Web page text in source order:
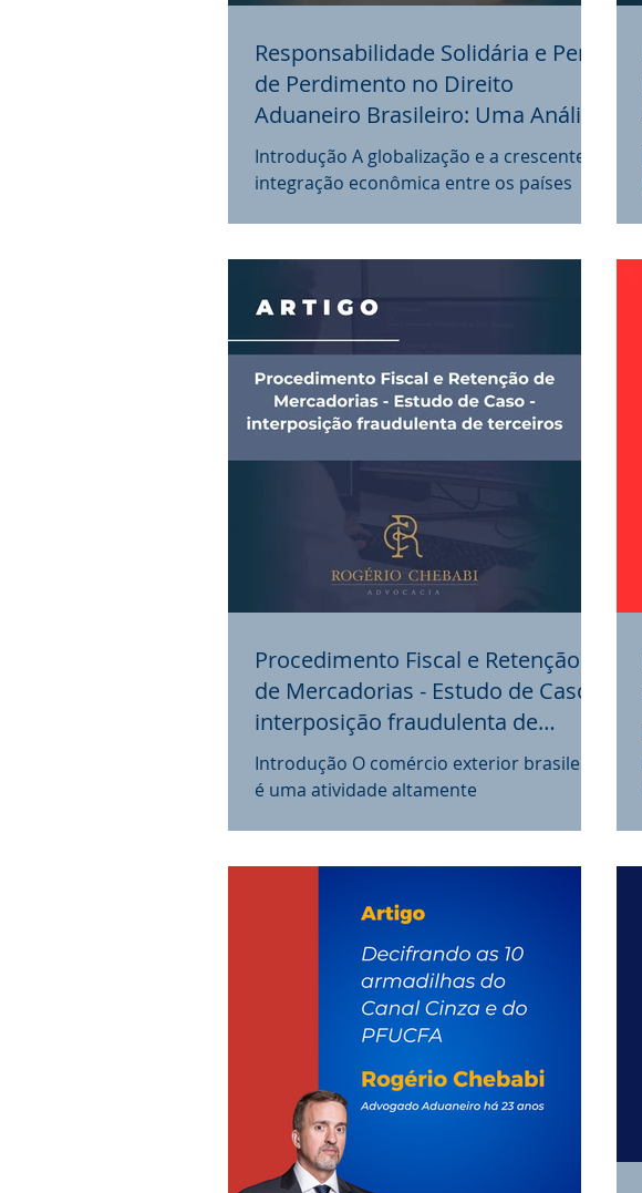
Responsabilidade Solidária e Pena
de Perdimento no Direito
Aduaneiro Brasileiro: Uma Análise
Profunda
Introdução A globalização e a crescente
integração econômica entre os países
Procedimento Fiscal e Retenção
de Mercadorias - Estudo de Caso -
interposição fraudulenta de
terceiros
Introdução O comércio exterior brasileiro
é uma atividade altamente